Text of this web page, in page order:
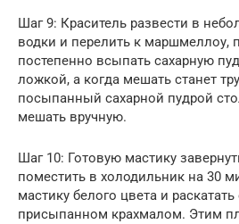
Шаг 9: Краситель развести в
водки и перелить к маршмеллоу,
постепенно всыпать сахарную
ложкой, а когда мешать станет
посыпанный сахарной пудрой
мешать вручную.
Шаг 10: Готовую мастику
поместить в холодильник на 30
мастику белого цвета и
присыпанном крахмалом. Этим